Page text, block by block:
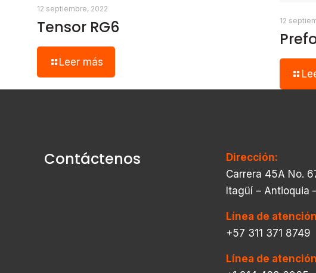
12 septiembre, 2022
Tensor RG6
Leer más
12
Contáctenos
Dirección:
Carrera 45A No.
Itagüí – Antioquia
Línea de
+57 311 371 8749
Línea de